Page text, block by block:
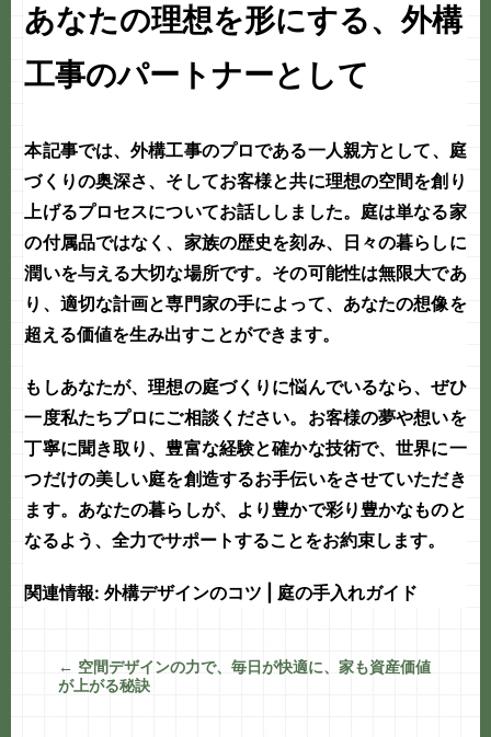
あなたの理想を形にする、外構
工事のパートナーとして
本記事では、外構工事のプロである一人親方として、 庭
づくりの奥深さ、そしてお客様と共に理想の空間を創り
上げるプロセスについてお話ししました。庭は単なる家
の付属品ではなく、家族の歴史を刻み、日々の暮らしに
潤いを与える大切な場所です。その可能性は無限大であ
り、適切な計画と専門家の手によって、あなたの想像を
超える価値を生み出すことができます。
もしあなたが、理想の庭づくりに悩んでいるなら、ぜひ
一度私たちプロにご相談ください。お客様の夢や想いを
丁寧に聞き取り、豊富な経験と確かな技術で、世界に一
つだけの美しい庭を創造するお手伝いをさせていただき
ます。あなたの暮らしが、より豊かで彩り豊かなものと
なるよう、全力でサポートすることをお約束します。
関連情報:外構デザインのコツ 庭の手入れガイド
← 空間デザインの力で、毎日が快適に、家も資産価値
が上がる秘訣